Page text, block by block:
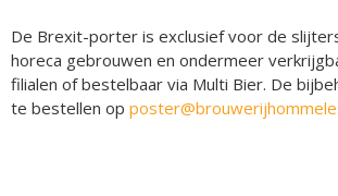
De Brexit-porter is exclusief voor de
horeca gebrouwen en ondermeer
filialen of bestelbaar via Multi Bier. De
te bestellen op